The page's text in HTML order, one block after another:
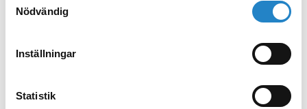
Nödvändig
Inställningar
Statistik